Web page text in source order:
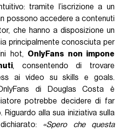
tramite l’iscrizione a un
possono accedere a contenuti
che hanno a disposizione un
principalmente conosciuta per
hot, OnlyFans non impone
, consentendo di trovare
ai video su skills e goals.
di Douglas Costa è
potrebbe decidere di far
Riguardo alla sua iniziativa sulla
«Spero che questa